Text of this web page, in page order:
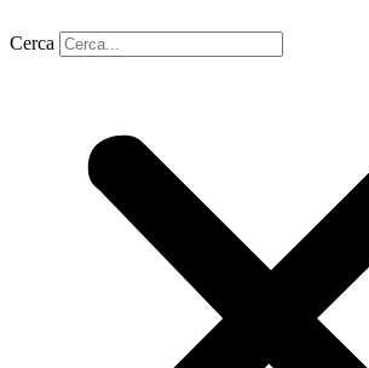
Cerca